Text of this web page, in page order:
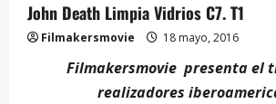
John Death Limpia Vidrios C7. T1
Filmakersmovie 18 mayo, 2016
Filmakersmovie presenta el
realizadores